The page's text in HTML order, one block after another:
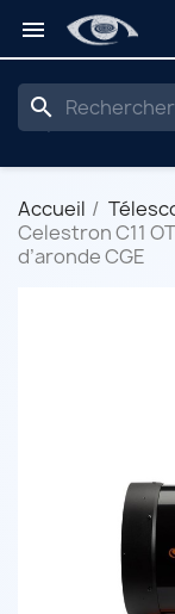

search
Accueil
Celestron C11
d’aronde CGE